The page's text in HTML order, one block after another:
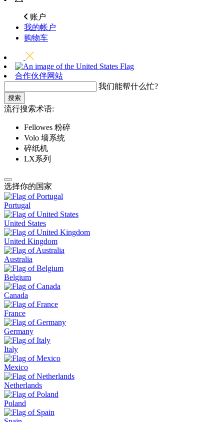
账户
我的帐户
购物车
合作伙伴网站
我们能帮什么忙?
搜索
流行搜索术语:
Fellowes 粉碎
Volo 墙系统
碎纸机
LX系列
选择你的国家
Portugal
United States
United Kingdom
Australia
Belgium
Canada
France
Germany
Italy
Mexico
Netherlands
Poland